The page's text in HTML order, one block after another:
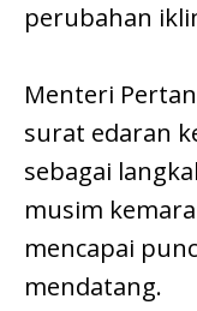
perubahan
Menteri
surat edaran
sebagai
musim
mencapai
mendatang.